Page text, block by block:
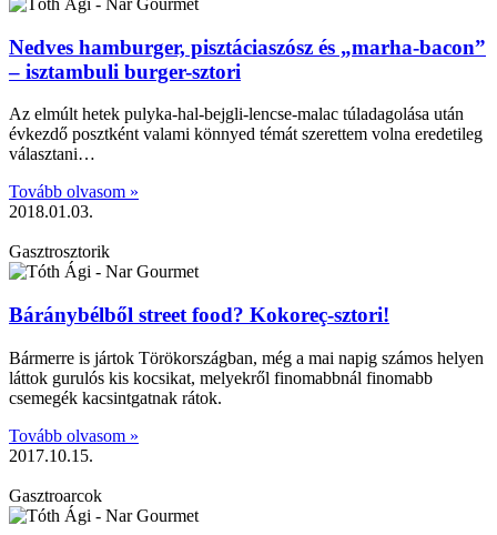
Nedves hamburger, pisztáciaszósz és „marha-bacon”
– isztambuli burger-sztori
Az elmúlt hetek pulyka-hal-bejgli-lencse-malac túladagolása után
évkezdő posztként valami könnyed témát szerettem volna eredetileg
választani…
Tovább olvasom »
2018.01.03.
Gasztrosztorik
Báránybélből street food? Kokoreç-sztori!
Bármerre is jártok Törökországban, még a mai napig számos helyen
láttok gurulós kis kocsikat, melyekről finomabbnál finomabb
csemegék kacsintgatnak rátok.
Tovább olvasom »
2017.10.15.
Gasztroarcok